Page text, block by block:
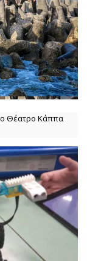
Θέατρο Κάππα